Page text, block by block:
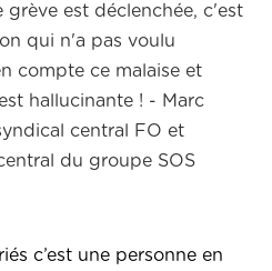
grève est déclenchée, c'est
qui n'a pas voulu
compte ce malaise et
hallucinante ! - Marc
central FO et
du groupe SOS
c’est une personne en